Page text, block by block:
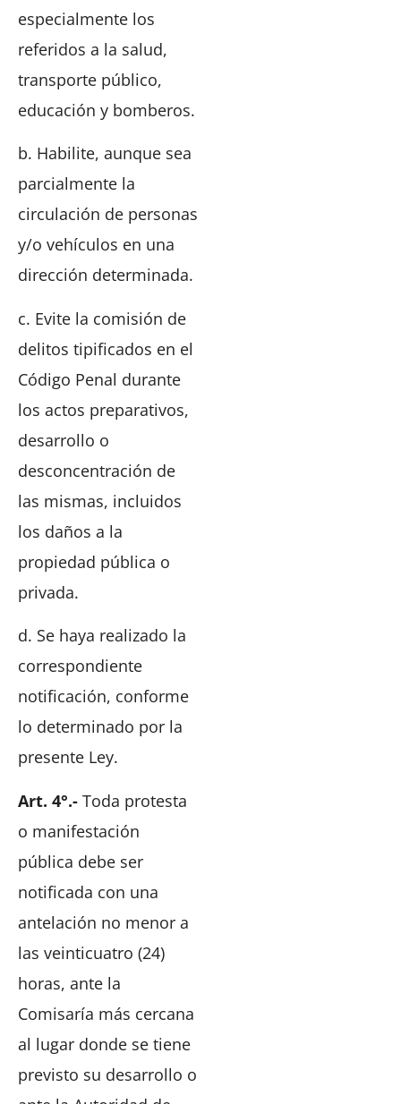
especialmente los
referidos a la salud,
transporte público,
educación y bomberos.
b. Habilite, aunque sea
parcialmente la
circulación de personas
y/o vehículos en una
dirección determinada.
c. Evite la comisión de
delitos tipificados en el
Código Penal durante
los actos preparativos,
desarrollo o
desconcentración de
las mismas, incluidos
los daños a la
propiedad pública o
privada.
d. Se haya realizado la
correspondiente
notificación, conforme
lo determinado por la
presente Ley.
Art. 4°.- Toda protesta
o manifestación
pública debe ser
notificada con una
antelación no menor a
las veinticuatro (24)
horas, ante la
Comisaría más cercana
al lugar donde se tiene
previsto su desarrollo o